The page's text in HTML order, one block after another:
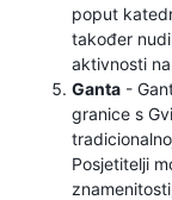
poput
također
aktivnosti
Ganta -
granice s
Posjetitelji